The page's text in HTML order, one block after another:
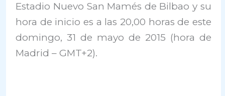
Estadio Nuevo San Mamés de Bilbao y su
hora de inicio es a las 20,00 horas de este
domingo, 31 de mayo de 2015 (hora de
Madrid – GMT+2).